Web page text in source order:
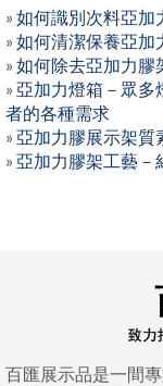
» 如何識別次料亞加
» 如何清潔保養亞加
» 如何除去亞加力膠
» 亞加力燈箱－眾多
者的各種需求
» 亞加力膠展示架質
» 亞加力膠架工藝－
百匯展示品是一間